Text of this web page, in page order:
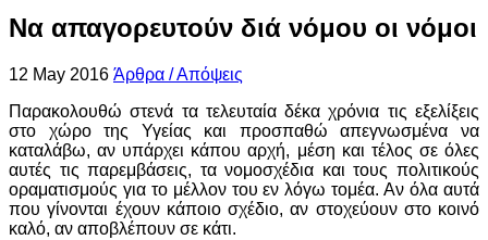
Να απαγορευτούν διά νόμου οι νόμοι
12 May 2016 Άρθρα / Απόψεις
Παρακολουθώ στενά τα τελευταία δέκα χρόνια τις εξελίξεις
στο χώρο της Υγείας και προσπαθώ απεγνωσμένα να
καταλάβω, αν υπάρχει κάπου αρχή, μέση και τέλος σε όλες
αυτές τις παρεμβάσεις, τα νομοσχέδια και τους πολιτικούς
οραματισμούς για το μέλλον του εν λόγω τομέα. Αν όλα αυτά
που γίνονται έχουν κάποιο σχέδιο, αν στοχεύουν στο κοινό
καλό, αν αποβλέπουν σε κάτι.